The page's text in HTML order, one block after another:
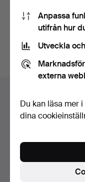
Kontakta support
Sociala medier
Anpassa
utifrån hur
Utveckla
externa
Du kan läsa mer
dina